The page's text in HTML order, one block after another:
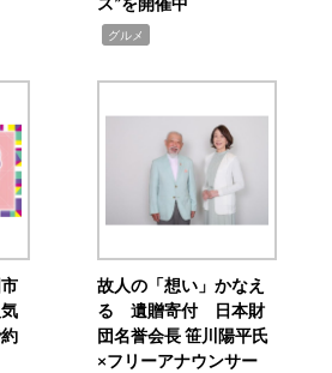
グルメ
故人の「想い」かなえ
る 遺贈寄付 日本財
団名誉会長 笹川陽平氏
×フリーアナウンサー